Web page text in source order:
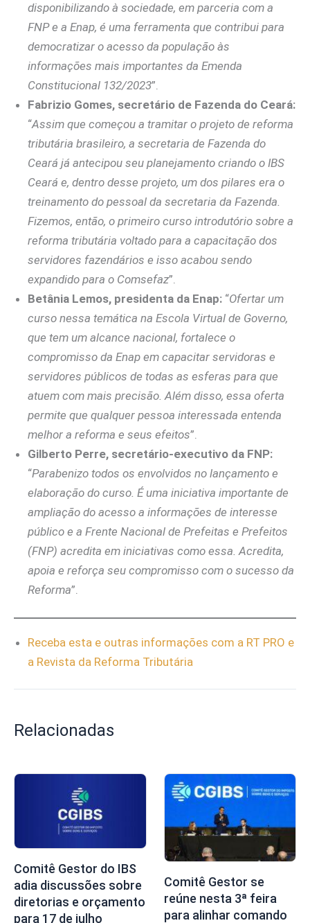
disponibilizando à sociedade, em parceria com a
FNP e a Enap, é uma ferramenta que contribui para
democratizar o acesso da população às
informações mais importantes da Emenda
Constitucional 132/2023”.
Fabrizio Gomes, secretário de Fazenda do Ceará:
“Assim que começou a tramitar o projeto de reforma
tributária brasileiro, a secretaria de Fazenda do
Ceará já antecipou seu planejamento criando o IBS
Ceará e, dentro desse projeto, um dos pilares era o
treinamento do pessoal da secretaria da Fazenda.
Fizemos, então, o primeiro curso introdutório sobre a
reforma tributária voltado para a capacitação dos
servidores fazendários e isso acabou sendo
expandido para o Comsefaz”.
Betânia Lemos, presidenta da Enap: “Ofertar um
curso nessa temática na Escola Virtual de Governo,
que tem um alcance nacional, fortalece o
compromisso da Enap em capacitar servidoras e
servidores públicos de todas as esferas para que
atuem com mais precisão. Além disso, essa oferta
permite que qualquer pessoa interessada entenda
melhor a reforma e seus efeitos”.
Gilberto Perre, secretário-executivo da FNP:
“Parabenizo todos os envolvidos no lançamento e
elaboração do curso. É uma iniciativa importante de
ampliação do acesso a informações de interesse
público e a Frente Nacional de Prefeitas e Prefeitos
(FNP) acredita em iniciativas como essa. Acredita,
apoia e reforça seu compromisso com o sucesso da
Reforma”.
Receba esta e outras informações com a RT PRO e
a Revista da Reforma Tributária
Relacionadas
Comitê Gestor do IBS
adia discussões sobre
diretorias e orçamento
para 17 de julho
Comitê Gestor se
reúne nesta 3ª feira
para alinhar comando